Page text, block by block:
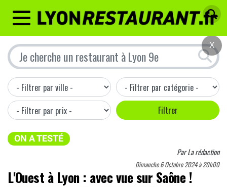
MENU
ON A TESTÉ
ParLa rédaction
Dimanche 6 Octobre 2024 à 20h00
L'Ouest à Lyon : avec vue sur Saône !
X